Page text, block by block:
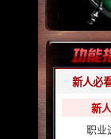
新人必
新
职业